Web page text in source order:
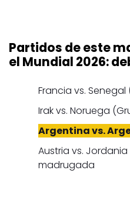
Partidos de este
el Mundial 2026:
Francia vs. Senegal
Irak vs. Noruega
Argentina vs.
Austria vs.
madrugada